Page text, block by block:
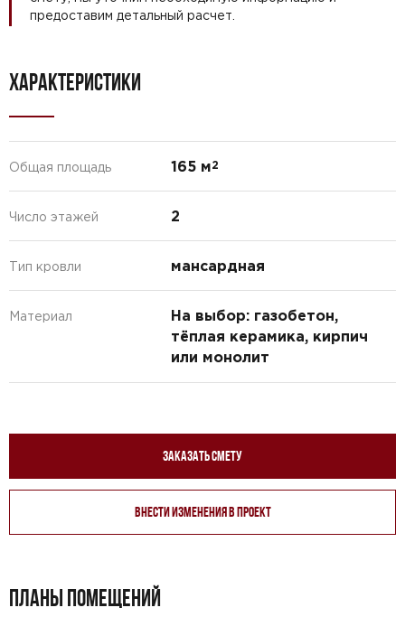
предоставим детальный расчет.
ХАРАКТЕРИСТИКИ
Общая площадь 165 м2
Число этажей 2
Тип кровли мансардная
Материал
На выбор: газобетон,
тёплая керамика, кирпич
или монолит
Заказать смету
Внести изменения в проект
ПЛАНЫ ПОМЕЩЕНИЙ